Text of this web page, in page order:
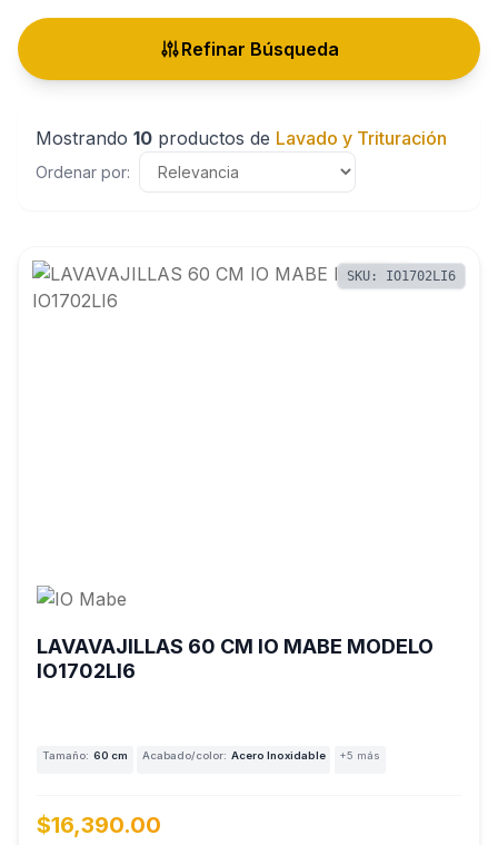
Refinar Búsqueda
Mostrando 10 productos de Lavado y Trituración
Ordenar por:
SKU: IO1702LI6
LAVAVAJILLAS 60 CM IO MABE MODELO
IO1702LI6
Tamaño: 60 cm Acabado/color: Acero Inoxidable +5 más
$16,390.00